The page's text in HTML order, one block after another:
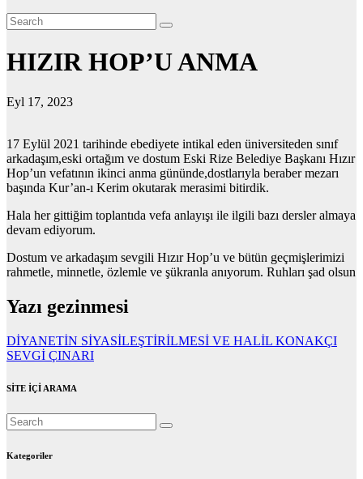
HIZIR HOP’U ANMA
Eyl 17, 2023
17 Eylül 2021 tarihinde ebediyete intikal eden üniversiteden sınıf
arkadaşım,eski ortağım ve dostum Eski Rize Belediye Başkanı Hızır
Hop’un vefatının ikinci anma gününde,dostlarıyla beraber mezarı
başında Kur’an-ı Kerim okutarak merasimi bitirdik.
Hala her gittiğim toplantıda vefa anlayışı ile ilgili bazı dersler almaya
devam ediyorum.
Dostum ve arkadaşım sevgili Hızır Hop’u ve bütün geçmişlerimizi
rahmetle, minnetle, özlemle ve şükranla anıyorum. Ruhları şad olsun
Yazı gezinmesi
DİYANETİN SİYASİLEŞTİRİLMESİ VE HALİL KONAKÇI
SEVGİ ÇINARI
SİTE İÇİ ARAMA
Kategoriler